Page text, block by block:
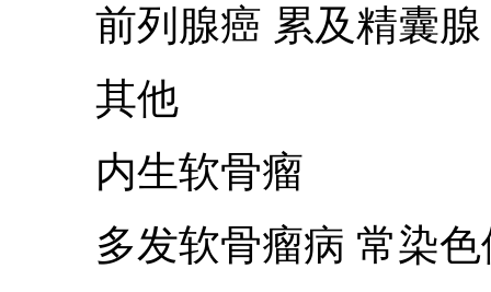
前列腺癌 累及精囊腺
其他
内生软骨瘤
多发软骨瘤病 常染色